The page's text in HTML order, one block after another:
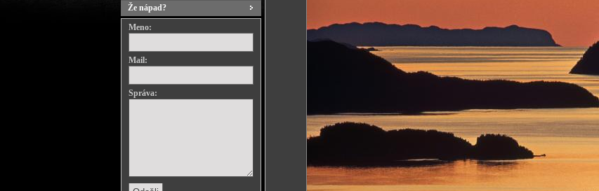
Že nápad?
Meno:
Mail:
Správa: